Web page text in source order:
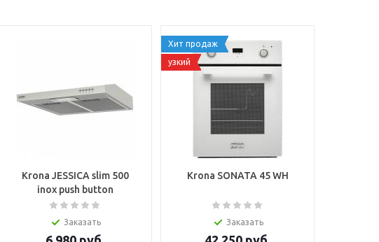
Krona JESSICA slim 500
inox push button
Заказать
Хит продаж
узкий
Krona SONATA 45 WH
Заказать